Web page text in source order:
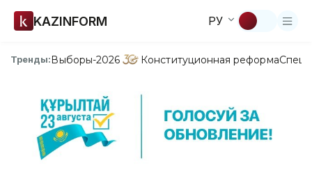
KAZINFORM РУ
Тренды:Выборы-2026 Конституционная реформа